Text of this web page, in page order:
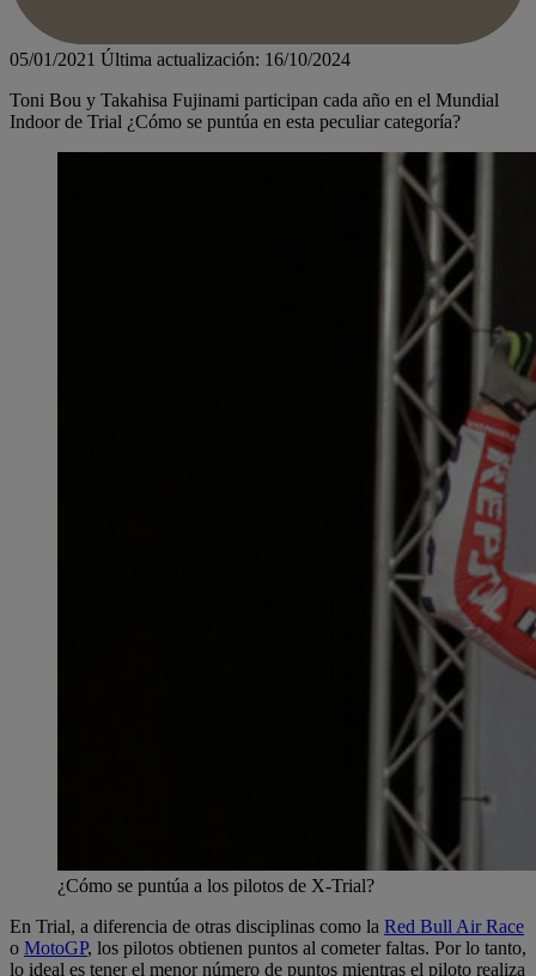
05/01/2021 Última actualización: 16/10/2024
Toni Bou y Takahisa Fujinami participan cada año en el Mundial
Indoor de Trial ¿Cómo se puntúa en esta peculiar categoría?
¿Cómo se puntúa a los pilotos de X-Trial?
En Trial, a diferencia de otras disciplinas como la Red Bull Air Race
o MotoGP, los pilotos obtienen puntos al cometer faltas. Por lo tanto,
lo ideal es tener el menor número de puntos mientras el piloto realiza